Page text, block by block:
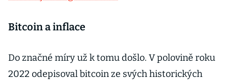
Bitcoin a inflace
Do značné míry už k tomu došlo. V polovině roku
2022 odepisoval bitcoin ze svých historických